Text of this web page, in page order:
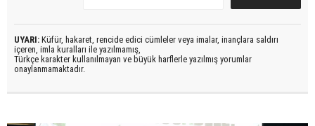
UYARI: Küfür, hakaret, rencide edici cümleler veya imalar, inançlara saldırı
içeren, imla kuralları ile yazılmamış,
Türkçe karakter kullanılmayan ve büyük harflerle yazılmış yorumlar
onaylanmamaktadır.